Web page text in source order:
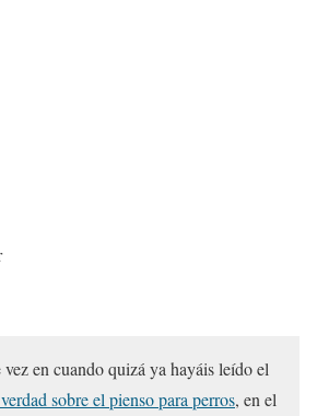
en cuando quizá ya hayáis leído el
sobre el pienso para perros, en el